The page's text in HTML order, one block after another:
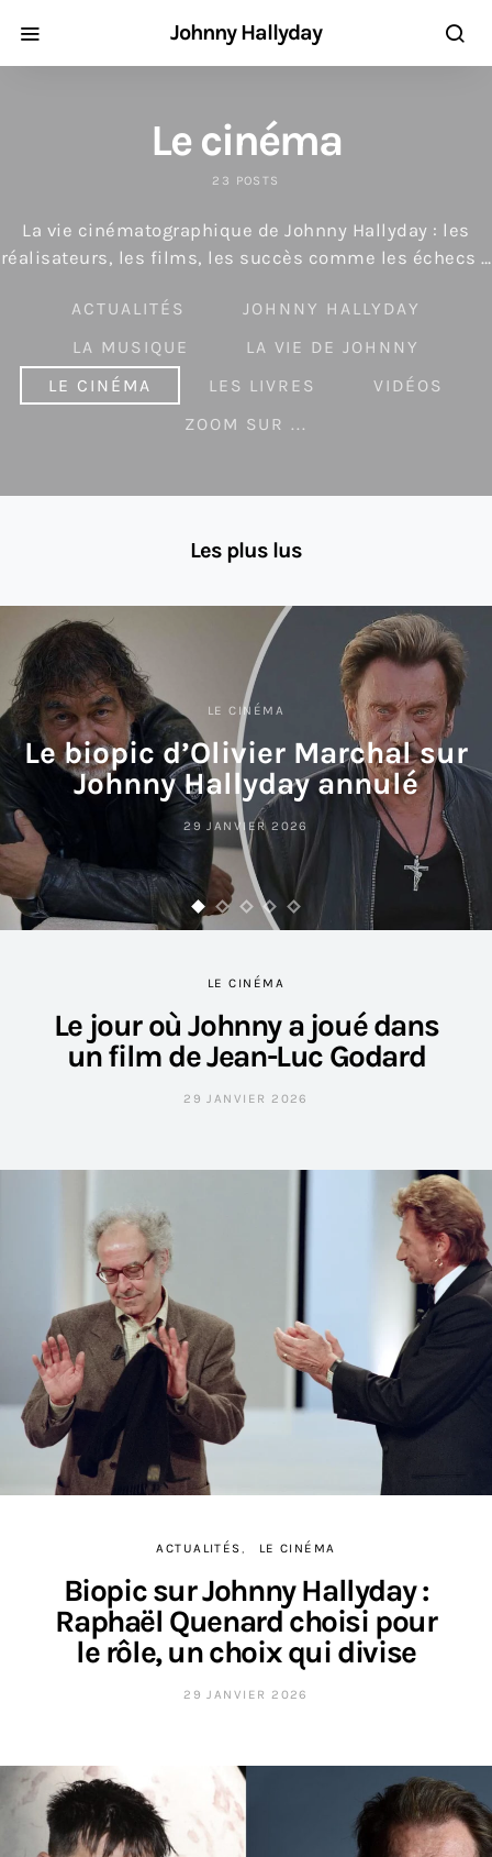
Johnny Hallyday
Le cinéma
23 POSTS
La vie cinématographique de Johnny Hallyday : les
réalisateurs, les films, les succès comme les échecs …
ACTUALITÉS
JOHNNY HALLYDAY
LA MUSIQUE
LA VIE DE JOHNNY
LE CINÉMA
LES LIVRES
VIDÉOS
ZOOM SUR ...
Les plus lus
LE CINÉMA
Le biopic d’Olivier Marchal sur
Johnny Hallyday annulé
29 JANVIER 2026
LE CINÉMA
Le jour où Johnny a joué dans
un film de Jean-Luc Godard
29 JANVIER 2026
ACTUALITÉS LE CINÉMA
Biopic sur Johnny Hallyday :
Raphaël Quenard choisi pour
le rôle, un choix qui divise
29 JANVIER 2026